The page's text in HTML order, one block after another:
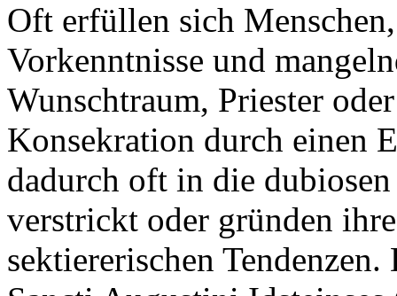
Oft erfüllen sich
Vorkenntnisse und
Wunschtraum, Priester
Konsekration durch einen
dadurch oft in die
verstrickt oder gründen
sektiererischen